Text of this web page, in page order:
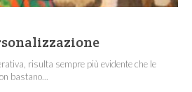
risulta sempre più evidente che le
bastano...